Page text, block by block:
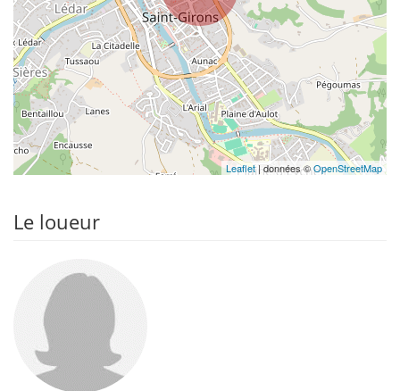
Leaflet| données ©OpenStreetMap
Le loueur